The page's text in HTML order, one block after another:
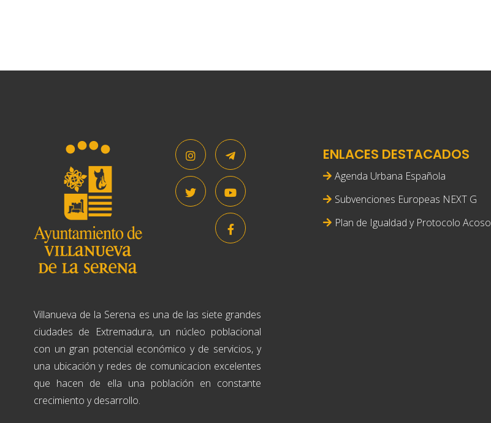
Villanueva de la Serena es una de las siete grandes
ciudades de Extremadura, un núcleo poblacional
con un gran potencial económico y de servicios, y
una ubicación y redes de comunicacion excelentes
que hacen de ella una población en constante
crecimiento y desarrollo.
ENLACES DESTACADOS
Agenda Urbana Española
Subvenciones Europeas NEXT G
Plan de Igualdad y Protocolo Acoso